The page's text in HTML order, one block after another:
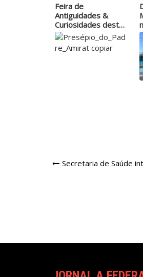
Feira de
Antiguidades &
Curiosidades deste
domingo…
Navegação
Secretaria de Saúde